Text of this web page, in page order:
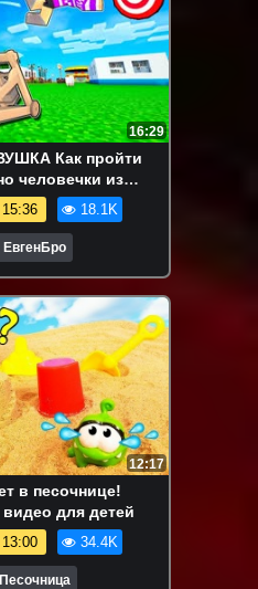
16:29
Как пройти
человечки из
! НУБ И ПРО ВИДЕО
18.1K
ЕвгенБро
12:17
в песочнице!
для детей
34.4K
Песочница